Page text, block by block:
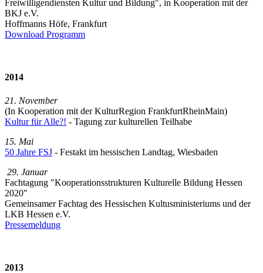
Freiwilligendiensten Kultur und Bildung", in Kooperation mit der
BKJ e.V.
Hoffmanns Höfe, Frankfurt
Download Programm
2014
21. November
(In Kooperation mit der KulturRegion FrankfurtRheinMain)
Kultur für Alle?! - Tagung zur kulturellen Teilhabe
15. Mai
50 Jahre FSJ - Festakt im hessischen Landtag, Wiesbaden
29. Januar
Fachtagung "Kooperationsstrukturen Kulturelle Bildung Hessen
2020"
Gemeinsamer Fachtag des Hessischen Kultusministeriums und der
LKB Hessen e.V.
Pressemeldung
2013